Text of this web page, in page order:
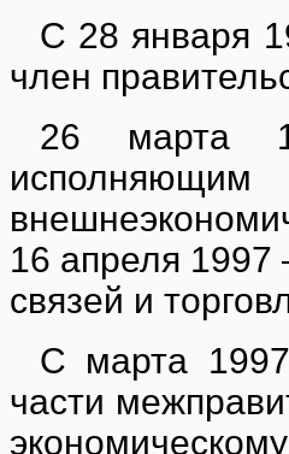
С 28 января
член
26 марта
16 апреля 1997
связей и
С марта 1997
части